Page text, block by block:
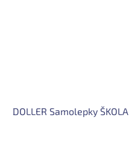
DOLLER Samolepky ŠKOLA